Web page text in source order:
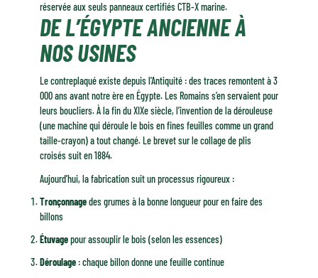
réservée aux seuls panneaux certifiés CTB-X marine.
DE L’ÉGYPTE ANCIENNE À
NOS USINES
Le contreplaqué existe depuis l’Antiquité : des traces remontent à 3
000 ans avant notre ère en Égypte. Les Romains s’en servaient pour
leurs boucliers. À la fin du XIXe siècle, l’invention de la dérouleuse
(une machine qui déroule le bois en fines feuilles comme un grand
taille-crayon) a tout changé. Le brevet sur le collage de plis
croisés suit en 1884.
Aujourd’hui, la fabrication suit un processus rigoureux :
Tronçonnagedes grumes à la bonne longueur pour en faire des
billons
Étuvagepour assouplir le bois (selon les essences)
Déroulage : chaque billon donne une feuille continue